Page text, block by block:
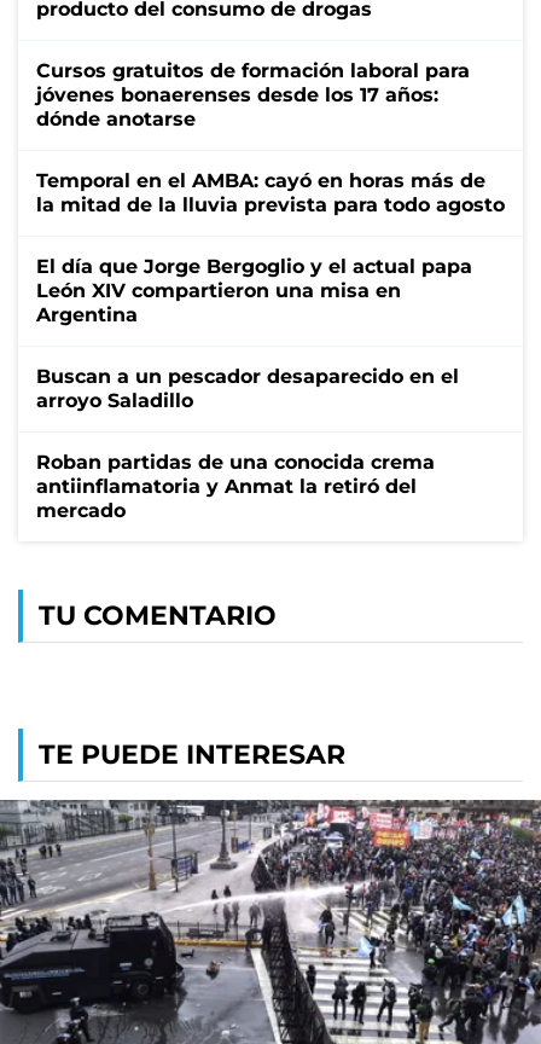
producto del consumo de drogas
Cursos gratuitos de formación laboral para
jóvenes bonaerenses desde los 17 años:
dónde anotarse
Temporal en el AMBA: cayó en horas más de
la mitad de la lluvia prevista para todo agosto
El día que Jorge Bergoglio y el actual papa
León XIV compartieron una misa en
Argentina
Buscan a un pescador desaparecido en el
arroyo Saladillo
Roban partidas de una conocida crema
antiinflamatoria y Anmat la retiró del
mercado
TU COMENTARIO
TE PUEDE INTERESAR